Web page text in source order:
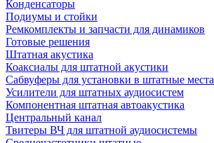
Конденсаторы
Подиумы и стойки
Ремкомплекты и запчасти для динамиков
Готовые решения
Штатная акустика
Коаксиалы для штатной акустики
Сабвуферы для установки в штатные места
Усилители для штатных аудиосистем
Компонентная штатная автоакустика
Центральный канал
Твитеры ВЧ для штатной аудиосистемы